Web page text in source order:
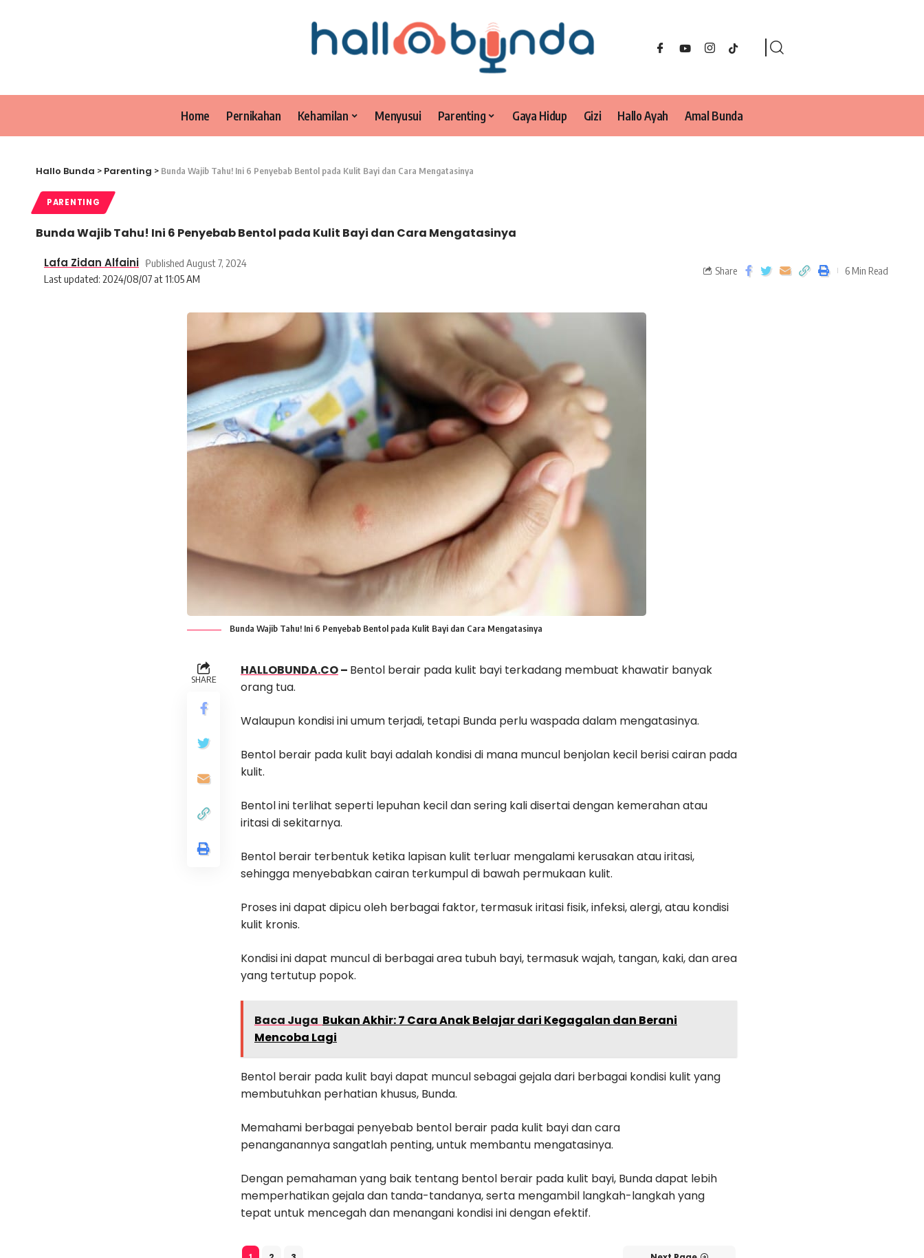
Home Pernikahan Kehamilan Menyusui Parenting Gaya Hidup Gizi Hallo Ayah Amal Bunda
Hallo Bunda > Parenting > Bunda Wajib Tahu! Ini 6 Penyebab Bentol pada Kulit Bayi dan Cara Mengatasinya
PARENTING
Bunda Wajib Tahu! Ini 6 Penyebab Bentol pada Kulit Bayi dan Cara Mengatasinya
Last updated: 2024/08/07 at 11:05 AM
Lafa Zidan Alfaini Published August 7, 2024
Share 6 Min Read
Bunda Wajib Tahu! Ini 6 Penyebab Bentol pada Kulit Bayi dan Cara Mengatasinya
SHARE
HALLOBUNDA.CO– Bentol berair pada kulit bayi terkadang membuat khawatir banyak
orang tua.
Walaupun kondisi ini umum terjadi, tetapi Bunda perlu waspada dalam mengatasinya.
Bentol berair pada kulit bayi adalah kondisi di mana muncul benjolan kecil berisi cairan pada
kulit.
Bentol ini terlihat seperti lepuhan kecil dan sering kali disertai dengan kemerahan atau
iritasi di sekitarnya.
Bentol berair terbentuk ketika lapisan kulit terluar mengalami kerusakan atau iritasi,
sehingga menyebabkan cairan terkumpul di bawah permukaan kulit.
Proses ini dapat dipicu oleh berbagai faktor, termasuk iritasi fisik, infeksi, alergi, atau kondisi
kulit kronis.
Kondisi ini dapat muncul di berbagai area tubuh bayi, termasuk wajah, tangan, kaki, dan area
yang tertutup popok.
Baca Juga Bukan Akhir: 7 Cara Anak Belajar dari Kegagalan dan Berani
Mencoba Lagi
Bentol berair pada kulit bayi dapat muncul sebagai gejala dari berbagai kondisi kulit yang
membutuhkan perhatian khusus, Bunda.
Memahami berbagai penyebab bentol berair pada kulit bayi dan cara
penanganannya sangatlah penting, untuk membantu mengatasinya.
Dengan pemahaman yang baik tentang bentol berair pada kulit bayi, Bunda dapat lebih
memperhatikan gejala dan tanda-tandanya, serta mengambil langkah-langkah yang
tepat untuk mencegah dan menangani kondisi ini dengan efektif.